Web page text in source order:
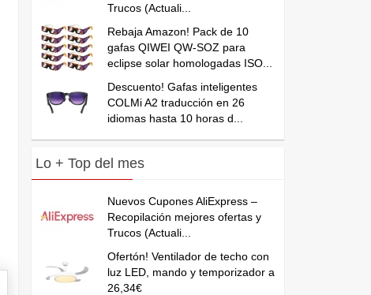
Trucos (Actuali...
Rebaja Amazon! Pack de 10
gafas QIWEI QW-SOZ para
eclipse solar homologadas ISO...
Descuento! Gafas inteligentes
COLMi A2 traducción en 26
idiomas hasta 10 horas d...
Lo + Top del mes
Nuevos Cupones AliExpress –
Recopilación mejores ofertas y
Trucos (Actuali...
Ofertón! Ventilador de techo con
luz LED, mando y temporizador a
26,34€